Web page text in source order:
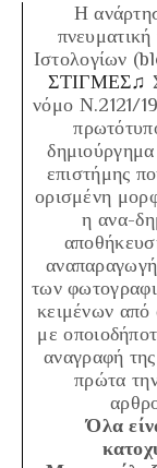
Η
πνευματική
Ιστολογίων
ΣΤΙΓΜΕΣ♫
νόμο Ν.2121/
επιστήμης
ορισμένη
η ανα-
των
κειμένων από
με
αναγραφή
πρώτα
Όλα